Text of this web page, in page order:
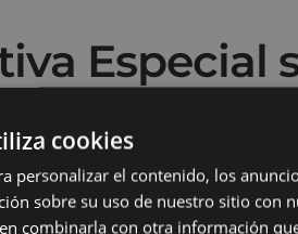
Especial
cookies
personalizar el contenido, los
sobre su uso de nuestro sitio con
combinarla con otra información